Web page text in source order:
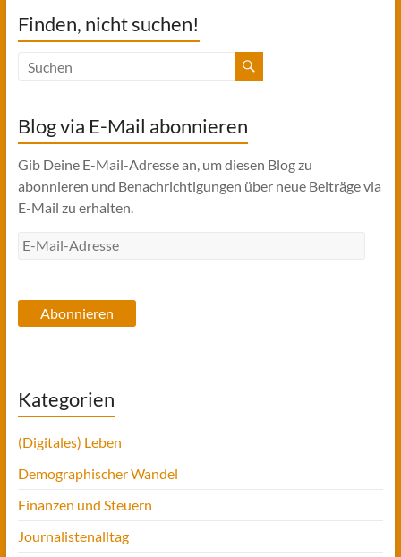
Finden, nicht suchen!
Blog via E-Mail abonnieren
Gib Deine E-Mail-Adresse an, um diesen Blog zu
abonnieren und Benachrichtigungen über neue Beiträge via
E-Mail zu erhalten.
E-
Abonnieren
Kategorien
(Digitales) Leben
Demographischer Wandel
Finanzen und Steuern
Journalistenalltag